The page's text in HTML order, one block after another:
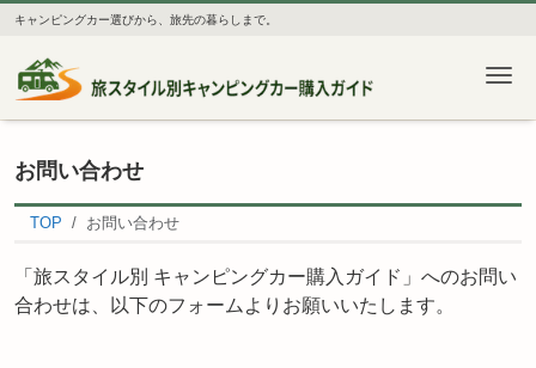
キャンピングカー選びから、旅先の暮らしまで。
お問い合わせ
TOP お問い合わせ
「旅スタイル別 キャンピングカー購入ガイド」へのお問い
合わせは、以下のフォームよりお願いいたします。